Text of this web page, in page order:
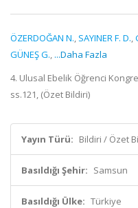
ÖZERDOĞAN N., SAYINER F. D.,
GÜNEŞ G., ...Daha Fazla
4. Ulusal Ebelik Öğrenci
ss.121, (Özet Bildiri)
Yayın Türü: Bildiri / Özet
Basıldığı Şehir: Samsun
Basıldığı Ülke: Türkiye